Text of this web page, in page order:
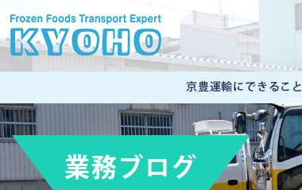
京豊運輸にできること
業務ブログ